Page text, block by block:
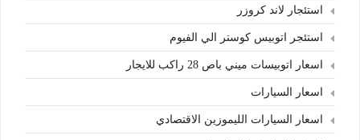
استئجار لاند كروزر
استئجر اتوبيس كوستر الي الفيوم
اسعار اتوبيسات ميني باص 28 راكب للايجار
اسعار السيارات
اسعار السيارات الليموزين الاقتصادي